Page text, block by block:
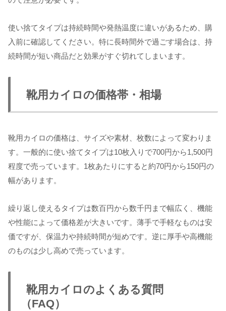
使い捨てタイプは持続時間や発熱温度に違いがあるため、購
入前に確認してください。特に長時間外で過ごす場合は、持
続時間が短い商品だと効果がすぐ切れてしまいます。
靴用カイロの価格帯・相場
靴用カイロの価格は、サイズや素材、枚数によって変わりま
す。一般的に使い捨てタイプは10枚入りで700円から1,500円
程度で売っています。1枚あたりにすると約70円から150円の
幅があります。
繰り返し使えるタイプは数百円から数千円まで幅広く、機能
や性能によって価格差が大きいです。薄手で手軽なものは安
価ですが、保温力や持続時間が短めです。逆に厚手や高機能
のものは少し高めで売っています。
靴用カイロのよくある質問
（FAQ）